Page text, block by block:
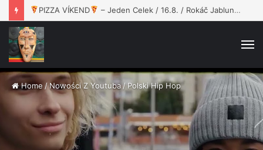
PIZZA VÍKEND – Jeden Celek / 16.8. / Rokáč Jablunkov
Home /Nowości Z Youtuba/Polski Hip Hop